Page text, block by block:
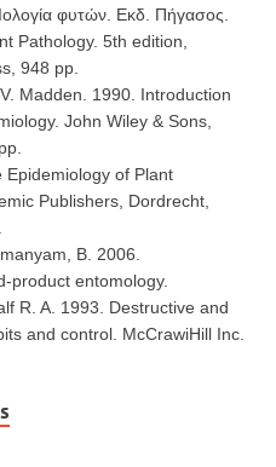
φυτών. Εκδ. Πήγασος.
Pathology. 5th edition,
948 pp.
Madden. 1990. Introduction
John Wiley & Sons,
of Plant
Publishers, Dordrecht,
B. 2006.
product entomology.
R. A. 1993. Destructive and
and control. McCrawiHill Inc.